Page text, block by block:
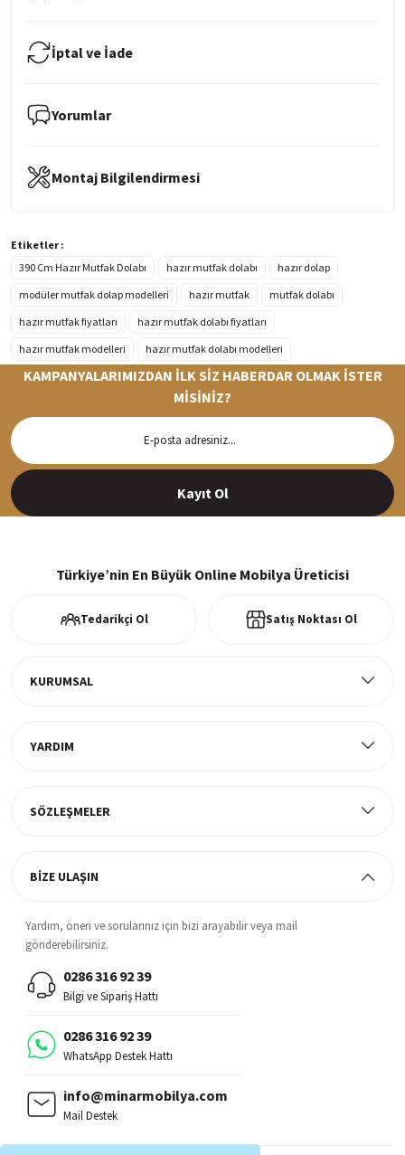
İptal ve İade
Yorumlar
Montaj Bilgilendirmesi
Etiketler :
390 Cm Hazır Mutfak Dolabı
hazır mutfak dolabı
hazır dolap
modüler mutfak dolap modelleri
hazır mutfak
mutfak dolabı
hazır mutfak fiyatları
hazır mutfak dolabı fiyatları
hazır mutfak modelleri
hazır mutfak dolabı modelleri
Siparişleriniz en kısa sürede hazırlanarak kargoya verilir
KAMPANYALARIMIZDAN İLK SİZ HABERDAR OLMAK İSTER
MİSİNİZ?
Kayıt Ol
Türkiye’nin En Büyük Online Mobilya Üreticisi
Tedarikçi Ol Satış Noktası Ol
KURUMSAL
YARDIM
SÖZLEŞMELER
BİZE ULAŞIN
Yardım, öneri ve sorularınız için bizi arayabilir veya mail
gönderebilirsiniz.
0286 316 92 39
Bilgi ve Sipariş Hattı
0286 316 92 39
WhatsApp Destek Hattı
info@minarmobilya.com
Mail Destek